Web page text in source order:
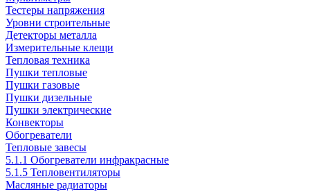
Тестеры напряжения
Уровни строительные
Детекторы металла
Измерительные клещи
Тепловая техника
Пушки тепловые
Пушки газовые
Пушки дизельные
Пушки электрические
Конвекторы
Обогреватели
Тепловые завесы
5.1.1 Обогреватели инфракрасные
5.1.5 Тепловентиляторы
Масляные радиаторы